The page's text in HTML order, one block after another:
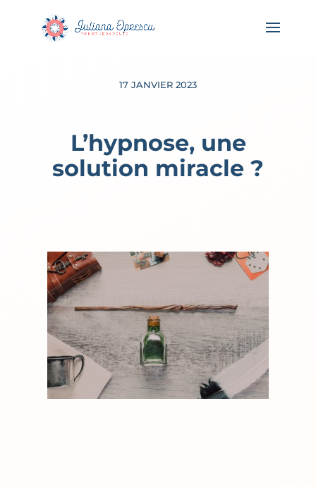
17 JANVIER 2023
L’hypnose, une
solution miracle ?